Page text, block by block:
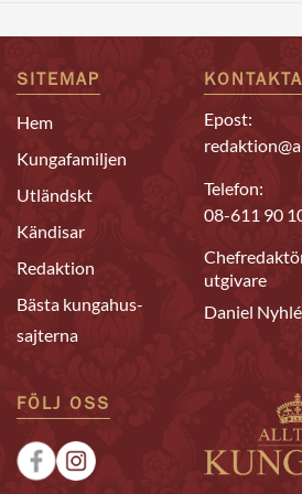
SITEMAP
Hem
Kungafamiljen
Utländskt
Kändisar
Redaktion
Bästa kungahus-
sajterna
Epost:
Telefon:
08-611 90
utgivare
Daniel
FÖLJ OSS